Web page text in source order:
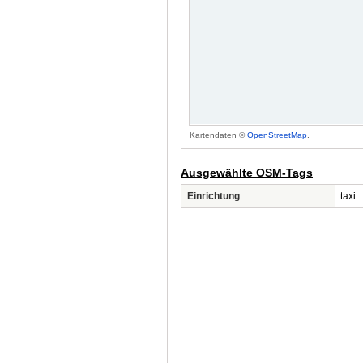
Kartendaten ©OpenStreetMap
Ausgewählte OSM-Tags
Einrichtung taxi